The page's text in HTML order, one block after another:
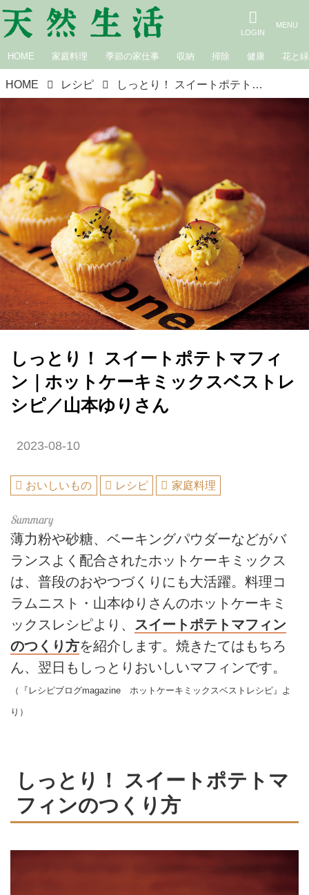
HOME 家庭料理 季節の家仕事 収納 掃除 健康 花と緑
HOME レシピ しっとり！ スイートポテトマフィン｜ホットケーキミックスベストレシピ／山本ゆりさん
しっとり！ スイートポテトマフィ
ン｜ホットケーキミックスベストレ
シピ／山本ゆりさん
2023-08-10
おいしいもの レシピ 家庭料理
薄力粉や砂糖、ベーキングパウダーなどがバ
ランスよく配合されたホットケーキミックス
は、普段のおやつづくりにも大活躍。料理コ
ラムニスト・山本ゆりさんのホットケーキミ
ックスレシピより、 スイートポテトマフィン
のつくり方を紹介します。焼きたてはもちろ
ん、翌日もしっとりおいしいマフィンです。
（『レシピブログmagazine ホットケーキミックスベストレシピ』よ
り）
しっとり！ スイートポテトマ
フィンのつくり方